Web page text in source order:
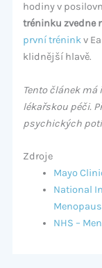
hodiny v
tréninku zvedne
první tréninkv
klidnější hlavě.
Tento článek
lékařskou péči.
psychických
Zdroje
Mayo
National
NHS –